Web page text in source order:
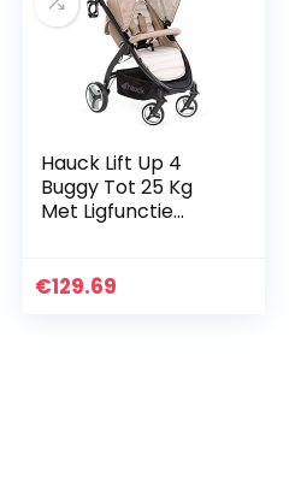
Hauck Lift Up 4
Buggy Tot 25 Kg
Met Ligfunctie
Inklapbaar, In
€129.69